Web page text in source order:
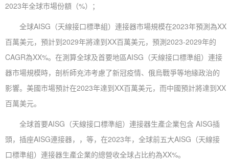
2023年全球市場份額（%）；
全球AISG（天線接口標準組）連接器市場規模在2023年預測為XX
百萬美元，預計到2029年將達到XX百萬美元，預測2023-2029年的
CAGR為XX%。在測算全球及首要地區AISG（天線接口標準組）連接
器市場規模時，剖析師充沛考慮了新冠疫情、俄烏戰爭等地緣政治的
影響。美國市場預計在2023年達到XX百萬美元，而中國預計將達到XX
百萬美元。
全球首要AISG（天線接口標準組）連接器生產企業包含 AISG插
頭，插座AISG連接器，，等，在2023年，全球前五大AISG（天線接
口標準組）連接器生產企業的總營收全球占比約為XX%。